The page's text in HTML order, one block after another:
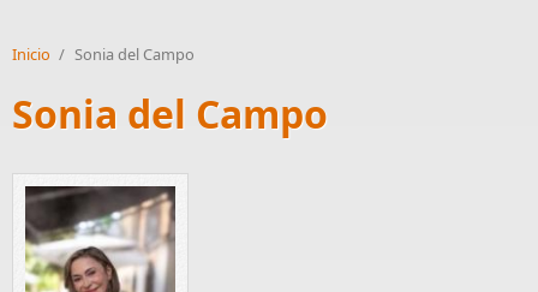
Inicio / Sonia del Campo
Sonia del Campo